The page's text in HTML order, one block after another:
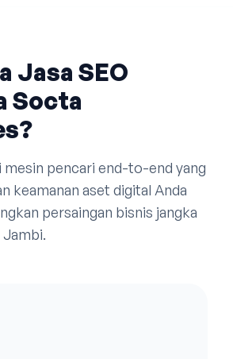
Jasa SEO
Socta
pencari end-to-end yang
keamanan aset digital Anda
persaingan bisnis jangka
Jambi.